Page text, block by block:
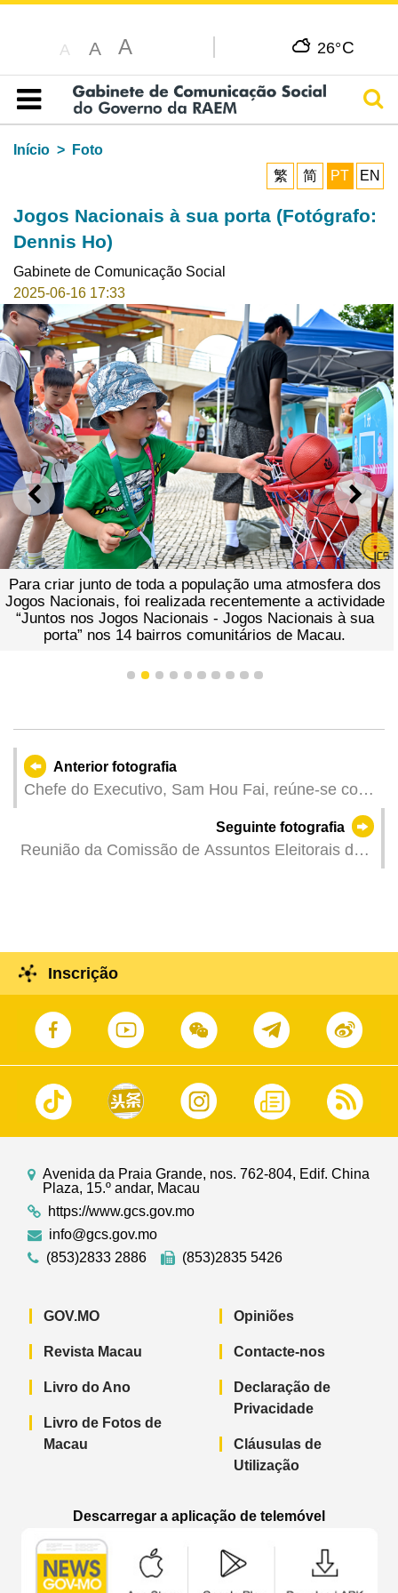
A A A 26°C
Índice
Início
Foto
繁
简 PT EN
Jogos Nacionais à sua porta (Fotógrafo:
Dennis Ho)
Gabinete de Comunicação Social
2025-06-16 17:33
ANTERIOR
Para criar junto de toda a população uma atmosfera dos
Jogos Nacionais, foi realizada recentemente a actividade
“Juntos nos Jogos Nacionais - Jogos Nacionais à sua
porta” nos 14 bairros comunitários de Macau.
1 2 3 4 5 6 7 8 9 10
Anterior fotografia
Chefe do Executivo, Sam Hou Fai, reúne-se com
Seguinte fotografia
Reunião da Comissão de Assuntos Eleitorais da
Inscrição
Avenida da Praia Grande, nos. 762-804, Edif. China
Plaza, 15.º andar, Macau
https://www.gcs.gov.mo
info@gcs.gov.mo
(853)2833 2886
(853)2835 5426
GOV.MO
Revista Macau
Livro do Ano
Livro de Fotos de
Macau
Opiniões
Contacte-nos
Declaração de
Privacidade
Cláusulas de
Utilização
Descarregar a aplicação de telemóvel